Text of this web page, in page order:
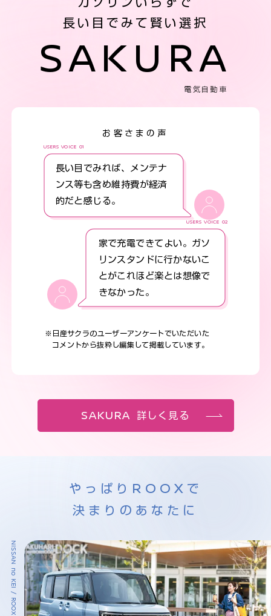
長い目でみて賢い選択
SAKURA
電気自動車
お客さまの声
USERS VOICE 01
長い目でみれば、メンテナ
ンス等も含め維持費が経済
的だと感じる。
USERS VOICE 02
家で充電できてよい。ガソ
リンスタンドに行かないこ
とがこれほど楽とは想像で
きなかった。
※日産サクラのユーザーアンケートでいただいた
コメントから抜粋し編集して掲載しています。
SAKURA 詳しく見る
やっぱりROOXで
決まりのあなたに
NISSAN no KEI / ROOX